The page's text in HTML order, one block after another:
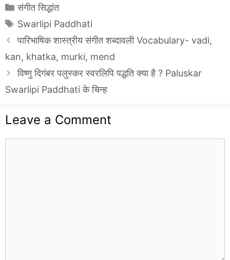
Categories
संगीत सिद्धांत
Tags
Swarlipi Paddhati
पारिभाषिक शास्त्रीय संगीत शब्दावली Vocabulary- vadi,
kan, khatka, murki, mend
विष्णु दिगंबर पलुस्कर स्वरलिपि पद्धति क्या है ? Paluskar
Swarlipi Paddhati के चिन्ह
Leave a Comment